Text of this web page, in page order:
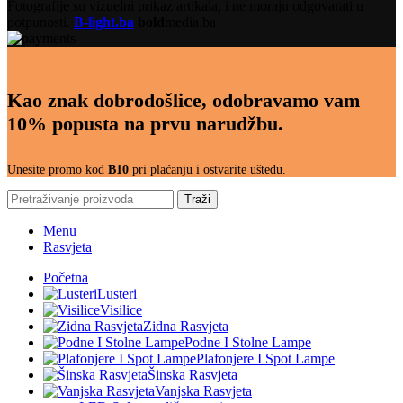
B-light.ba
Kao znak dobrodošlice, odobravamo vam
10% popusta na prvu narudžbu.
Unesite promo kod B10 pri plaćanju i ostvarite uštedu.
Traži
Menu
Rasvjeta
Početna
Lusteri
Visilice
Zidna Rasvjeta
Podne I Stolne Lampe
Plafonjere I Spot Lampe
Šinska Rasvjeta
Vanjska Rasvjeta